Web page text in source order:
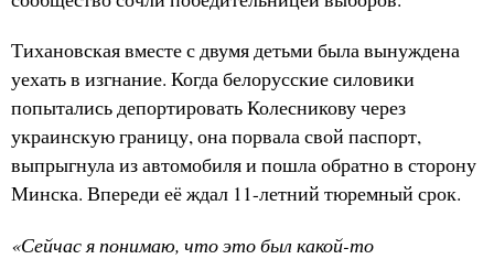
Тихановская вместе с двумя детьми была вынуждена
уехать в изгнание. Когда белорусские силовики
попытались депортировать Колесникову через
украинскую границу, она порвала свой паспорт,
выпрыгнула из автомобиля и пошла обратно в сторону
Минска. Впереди её ждал 11-летний тюремный срок.
«Сейчас я понимаю, что это был какой-то